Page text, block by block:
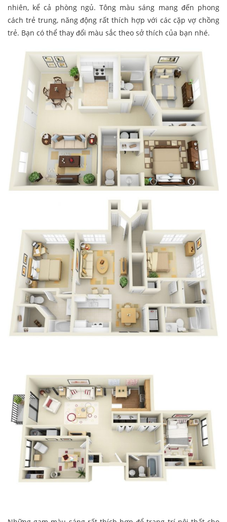
nhiên, kể cả phòng ngủ. Tông màu sáng mang đến phong
cách trẻ trung, năng động rất thích hợp với các cặp vợ chồng
trẻ. Bạn có thể thay đổi màu sắc theo sở thích của bạn nhé.